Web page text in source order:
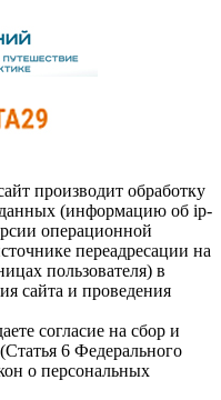
производит обработку
данных (информацию об ip-
операционной
переадресации на
пользователя) в
сайта и проведения
согласие на сбор и
6 Федерального
о персональных